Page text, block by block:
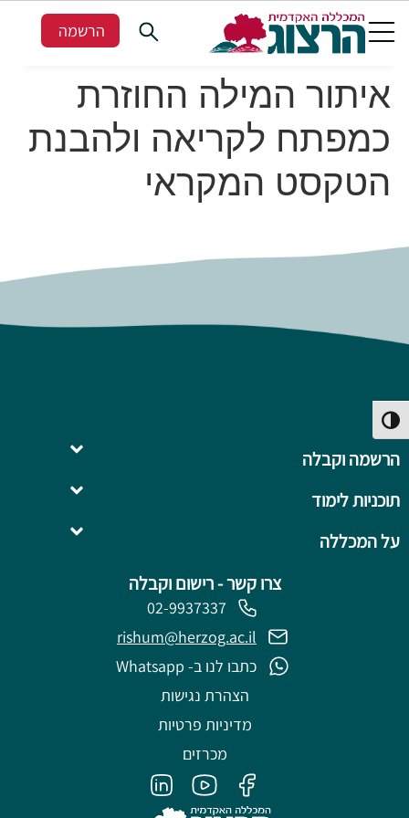
הפעל/כבה ניגודיות גבוהה
הרשמה
איתור המילה החוזרת
כמפתח לקריאה ולהבנת
הטקסט המקראי
צרו קשר - רישום וקבלה
02-9937337
rishum@herzog.ac.il
כתבו לנו ב- Whatsapp
הצהרת נגישות
מדיניות פרטיות
מכרזים
על המכללה
תוכניות לימוד
הרשמה וקבלה